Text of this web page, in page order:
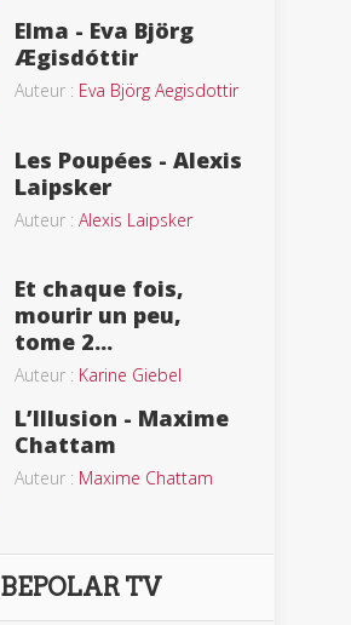
Elma - Eva Björg
Ægisdóttir
Auteur : Eva Björg Aegisdottir
Les Poupées - Alexis
Laipsker
Auteur : Alexis Laipsker
Et chaque fois,
mourir un peu,
tome 2...
Auteur : Karine Giebel
L’Illusion - Maxime
Chattam
Auteur : Maxime Chattam
BEPOLAR TV